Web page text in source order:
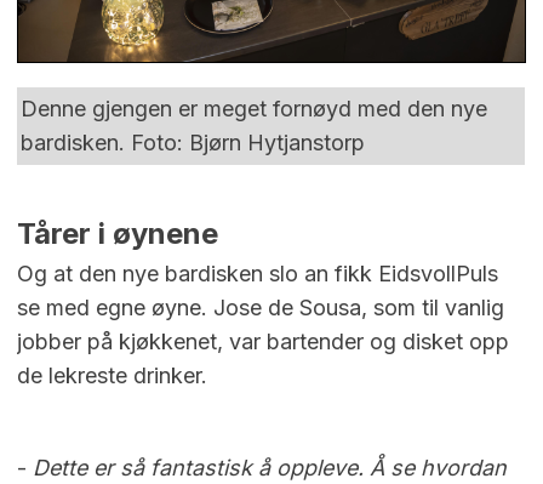
Denne gjengen er meget fornøyd med den nye
bardisken. Foto: Bjørn Hytjanstorp
Tårer i øynene
Og at den nye bardisken slo an fikk EidsvollPuls
se med egne øyne. Jose de Sousa, som til vanlig
jobber på kjøkkenet, var bartender og disket opp
de lekreste drinker.
- Dette er så fantastisk å oppleve. Å se hvordan